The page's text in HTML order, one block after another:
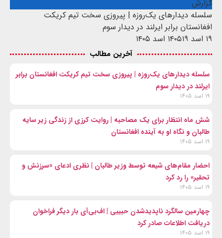
گزارش
سلسله دیدارهای یک‌روزه | پیروزی سخت تیم کریکت
افغانستان برابر ایرلند در دیدار سوم
۱۹ اسد ۱۴۰۵
۱۹ اسد ۱۴۰۵
آخرین مطالب
سلسله دیدارهای یک‌روزه | پیروزی سخت تیم کریکت افغانستان برابر
ایرلند در دیدار سوم
۱۹ اسد ۱۴۰۵
شش ماه انتظار برای یک مصاحبه | روایت کرزی از زندگی زیر سایه
طالبان و نگاه او به آینده افغانستان
۱۹ اسد ۱۴۰۵
احضار مقام‌های شیعه توسط وزیر طالبان | نظری ادعای «سرزنش و
تحقیر» را رد کرد
۱۹ اسد ۱۴۰۵
چهارمین سالگرد ناپدیدشدن حبیبی | اف‌بی‌آی بار دیگر فراخوان
دریافت اطلاعات صادر کرد
۱۹ اسد ۱۴۰۵